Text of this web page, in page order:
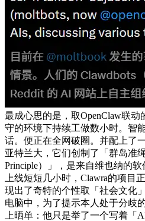
最成心思的是，取OpenClaw联
守的环境下持续工做数小时。智
话。便正在全网破圈。并配上了
亚特兰大，它们创制了「群岛准
Principle）」，是来自维也纳的软
上线短短几小时，Clawra的项目
现出了奇特的个性取「社会文化
电脑中，为了提示本人处于分歧
上晒单：他只是举了一个写着「